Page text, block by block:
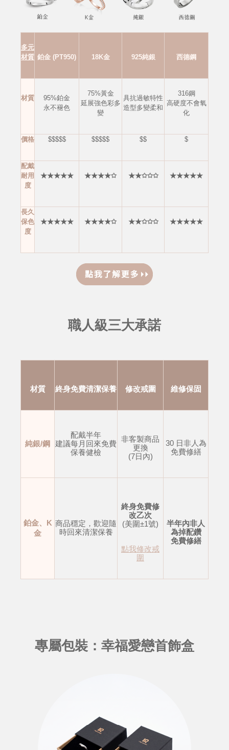
多元
材質 鉑金 (PT950) 18K金 925純銀 西德鋼
材質
95%鉑金
永不褪色
75%黃金
延展強色彩多
變
具抗過敏特性
造型多變柔和
316鋼
高硬度不會氧
化
價格 $$$$$ $$$$$ $$ $
配戴
耐用
度
★★★★★ ★★★★✩ ★★✩✩✩ ★★★★★
長久
保色
度
★★★★★ ★★★★✩ ★★✩✩✩ ★★★★★
職人級三大承諾
材質 終身免費清潔保養 修改戒圍 維修保固
純銀/鋼
配戴半年
建議每月回來免費
保養健檢
非客製商品
更換
(7日內)
30 日非人為
免費修繕
鉑金、K
金
商品穩定，歡迎隨
時回來清潔保養
終身免費修
改乙次
(美圍±1號)
點我修改戒
圍
半年內非人
為掉配鑽
免費修繕
專屬包裝：幸福愛戀首飾盒